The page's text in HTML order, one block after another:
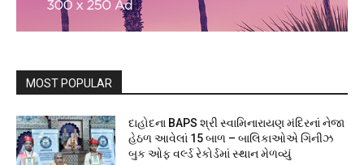
MOST POPULAR
દાહોદના BAPS શ્રી સ્વામિનારાયણ મંદિરનાં નેજા
હેઠળ આવેલાં 15 બાળ – બાલિકાઓએ ગિનીઝ
બુક ઓફ વર્લ્ડ રેકોર્ડમાં સ્થાન મેળવ્યું